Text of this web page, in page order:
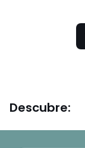
Descubre: